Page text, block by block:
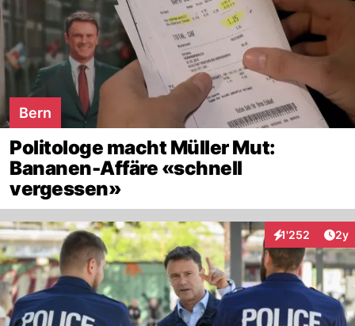
Bern
Politologe macht Müller Mut:
Bananen-Affäre «schnell
vergessen»
1'252
Interaktionen2y